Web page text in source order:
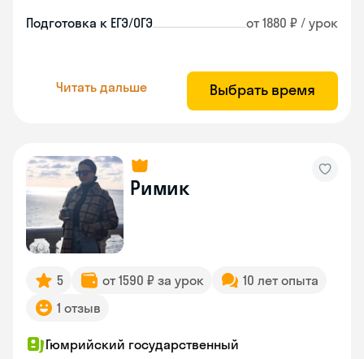
Подготовка к ЕГЭ/ОГЭ от 1880 ₽ / урок
Читать дальше Выбрать время
Римик
5 от 1590 ₽ за урок
10 лет опыта
1 отзыв
Гюмрийский государственный